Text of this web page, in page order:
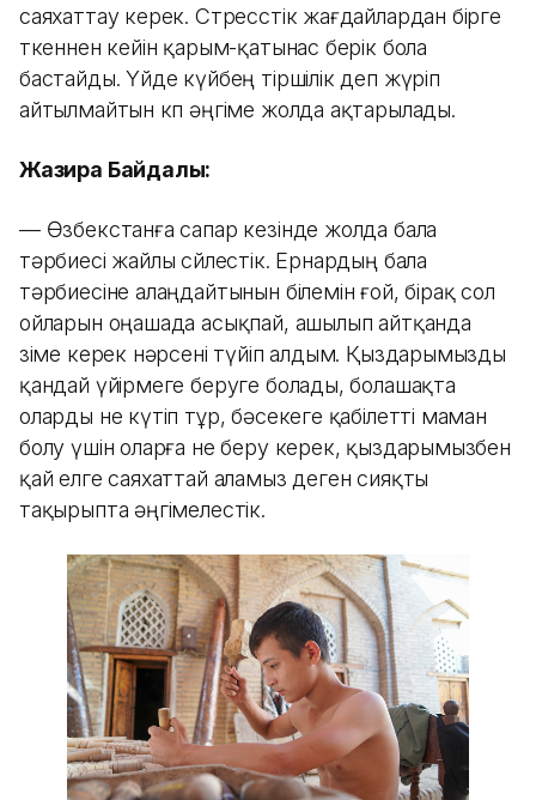
саяхаттау керек. Стресстік жағдайлардан бірге
өткеннен кейін қарым-қатынас берік бола
бастайды. Үйде күйбең тіршілік деп жүріп
айтылмайтын көп әңгіме жолда ақтарылады.
Жазира Байдалы:
— Өзбекстанға сапар кезінде жолда бала
тәрбиесі жайлы сөйлестік. Ернардың бала
тәрбиесіне алаңдайтынын білемін ғой, бірақ сол
ойларын оңашада асықпай, ашылып айтқанда
өзіме керек нәрсені түйіп алдым. Қыздарымызды
қандай үйірмеге беруге болады, болашақта
оларды не күтіп тұр, бәсекеге қабілетті маман
болу үшін оларға не беру керек, қыздарымызбен
қай елге саяхаттай аламыз деген сияқты
тақырыпта әңгімелестік.